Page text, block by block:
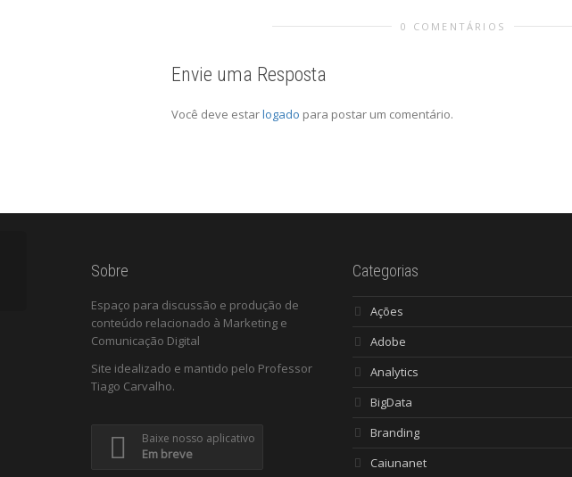
0 COMENTÁRIOS
Envie uma Resposta
Você deve estarlogado para postar um comentário.
Sobre
Espaço para discussão e produção de
conteúdo relacionado à Marketing e
Comunicação Digital
Site idealizado e mantido pelo Professor
Tiago Carvalho.
Baixe nosso aplicativo
Em breve
Categorias
Ações
Adobe
Analytics
BigData
Branding
Caiunanet